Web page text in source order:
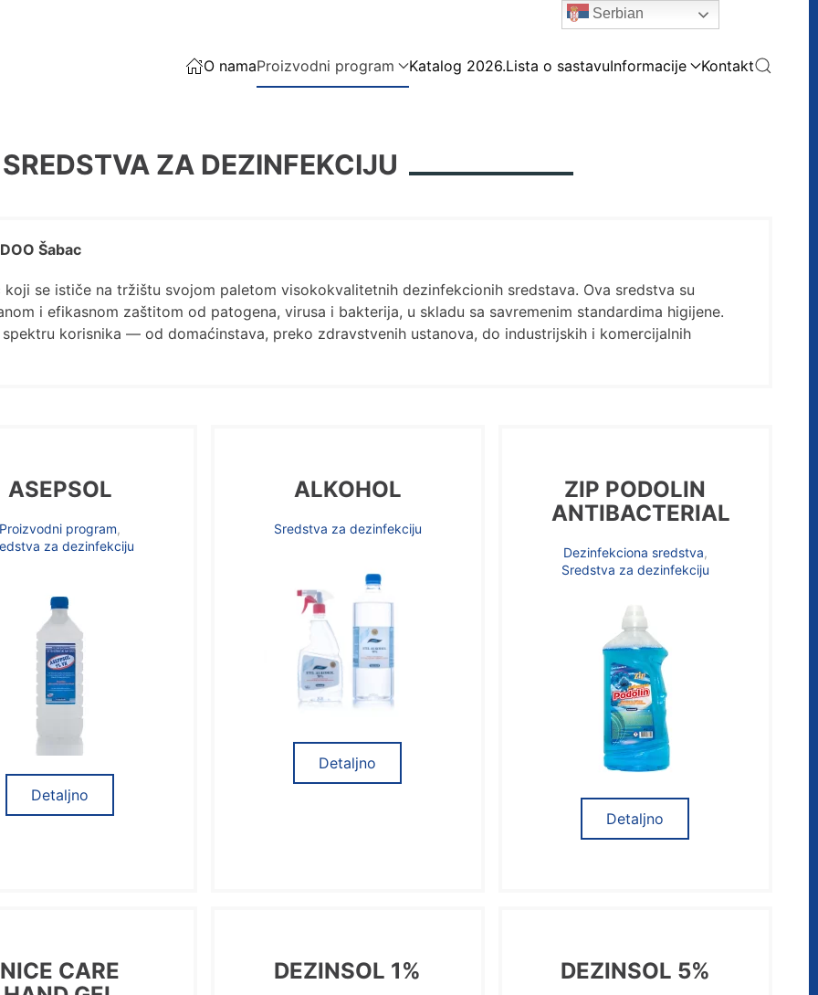
O namaProizvodni program Katalog 2026.Lista o sastavuInformacije Kontakt
SREDSTVA ZA DEZINFEKCIJU
Šabac
se ističe na tržištu svojom paletom visokokvalitetnih dezinfekcionih sredstava. Ova sredstva su
i efikasnom zaštitom od patogena, virusa i bakterija, u skladu sa savremenim standardima higijene.
korisnika — od domaćinstava, preko zdravstvenih ustanova, do industrijskih i komercijalnih
ASEPSOL
Proizvodni program,
za dezinfekciju
Detaljno
ALKOHOL
Sredstva za dezinfekciju
Detaljno
ZIP PODOLIN
ANTIBACTERIAL
Dezinfekciona sredstva,
Sredstva za dezinfekciju
Detaljno
NICE CARE
DEZINSOL 1% DEZINSOL 5%
Serbian